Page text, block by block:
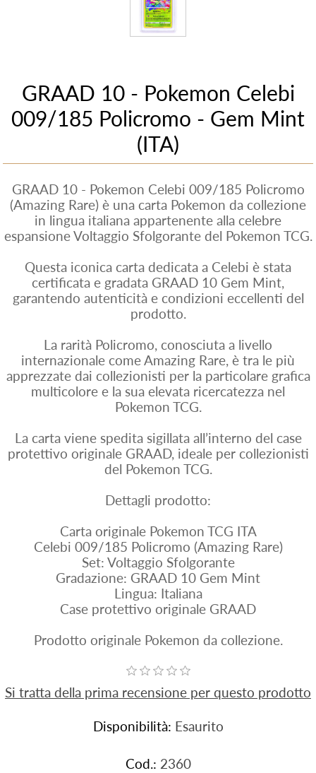
GRAAD 10 - Pokemon Celebi
009/185 Policromo - Gem Mint
(ITA)
GRAAD 10 - Pokemon Celebi 009/185 Policromo
(Amazing Rare) è una carta Pokemon da collezione
in lingua italiana appartenente alla celebre
espansione Voltaggio Sfolgorante del Pokemon TCG.
Questa iconica carta dedicata a Celebi è stata
certificata e gradata GRAAD 10 Gem Mint,
garantendo autenticità e condizioni eccellenti del
prodotto.
La rarità Policromo, conosciuta a livello
internazionale come Amazing Rare, è tra le più
apprezzate dai collezionisti per la particolare grafica
multicolore e la sua elevata ricercatezza nel
Pokemon TCG.
La carta viene spedita sigillata all’interno del case
protettivo originale GRAAD, ideale per collezionisti
del Pokemon TCG.
Dettagli prodotto:
Carta originale Pokemon TCG ITA
Celebi 009/185 Policromo (Amazing Rare)
Set: Voltaggio Sfolgorante
Gradazione: GRAAD 10 Gem Mint
Lingua: Italiana
Case protettivo originale GRAAD
Prodotto originale Pokemon da collezione.
Si tratta della prima recensione per questo prodotto
Disponibilità: Esaurito
Cod.: 2360